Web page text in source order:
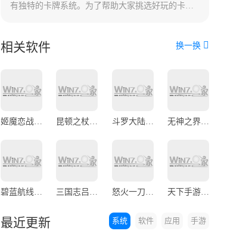
有独特的卡牌系统。为了帮助大家挑选好玩的卡牌
的卡牌对战手游，包括各种不同的玩法和题材，相
相关软件 换一换
斗罗大陆武魂觉醒官方正版 无神之界最新版
天下手游官方版本
最近更新 手游
应用
软件
系统